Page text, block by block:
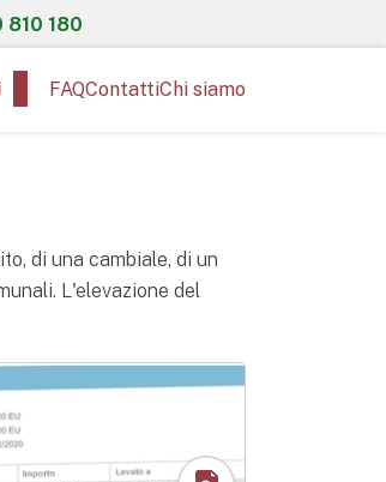
810 180
FAQContattiChi siamo
di una cambiale, di un
L'elevazione del